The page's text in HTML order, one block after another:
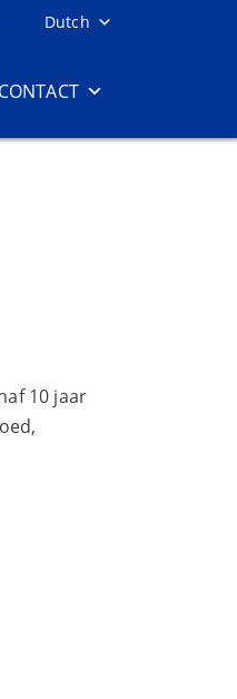
Dutch
CONTACT
10 jaar